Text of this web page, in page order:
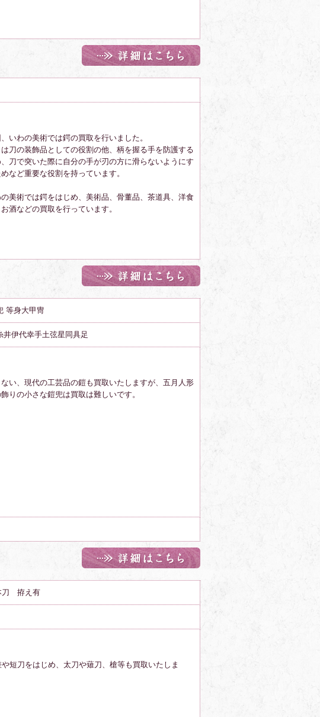
いわの美術では鍔の買取を行いました。
刀の装飾品としての役割の他、柄を握る手を防護する
、刀で突いた際に自分の手が刃の方に滑らないようにす
など重要な役割を持っています。
の美術では鍔をはじめ、美術品、骨董品、茶道具、洋食
酒などの買取を行っています。
等身大甲冑
井伊代幸手土弦星同具足
い、現代の工芸品の鎧も買取いたしますが、五月人形
りの小さな鎧兜は買取は難しいです。
刀 拵え有
や短刀をはじめ、太刀や薙刀、槍等も買取いたしま